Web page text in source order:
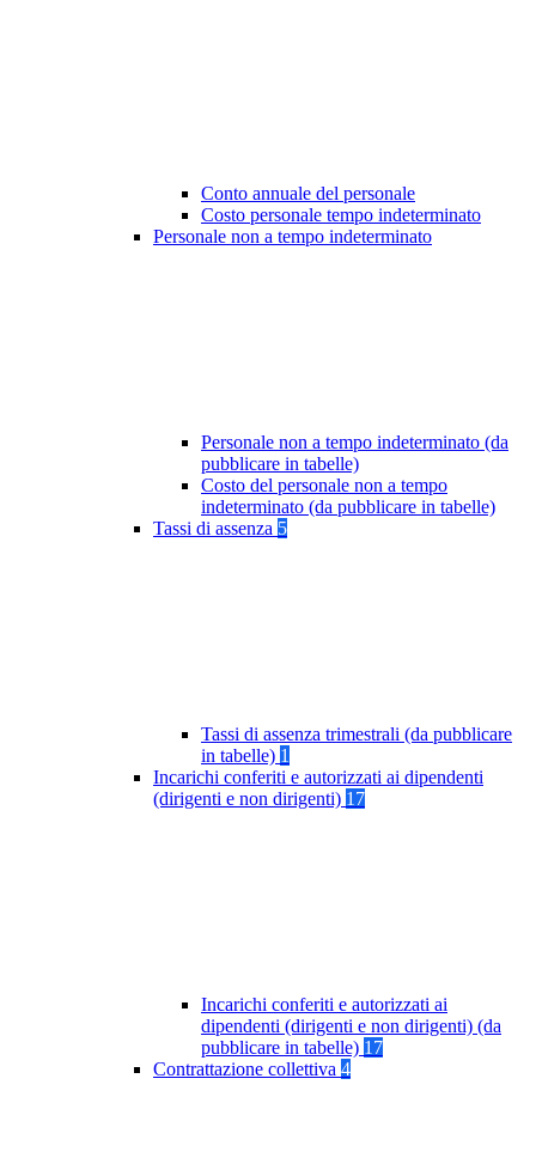
Conto annuale del personale
Costo personale tempo indeterminato
Personale non a tempo indeterminato
Personale non a tempo indeterminato (da
pubblicare in tabelle)
Costo del personale non a tempo
indeterminato (da pubblicare in tabelle)
Tassi di assenza 5
Tassi di assenza trimestrali (da pubblicare
in tabelle) 1
Incarichi conferiti e autorizzati ai dipendenti
(dirigenti e non dirigenti) 17
Incarichi conferiti e autorizzati ai
dipendenti (dirigenti e non dirigenti) (da
pubblicare in tabelle) 17
Contrattazione collettiva 4